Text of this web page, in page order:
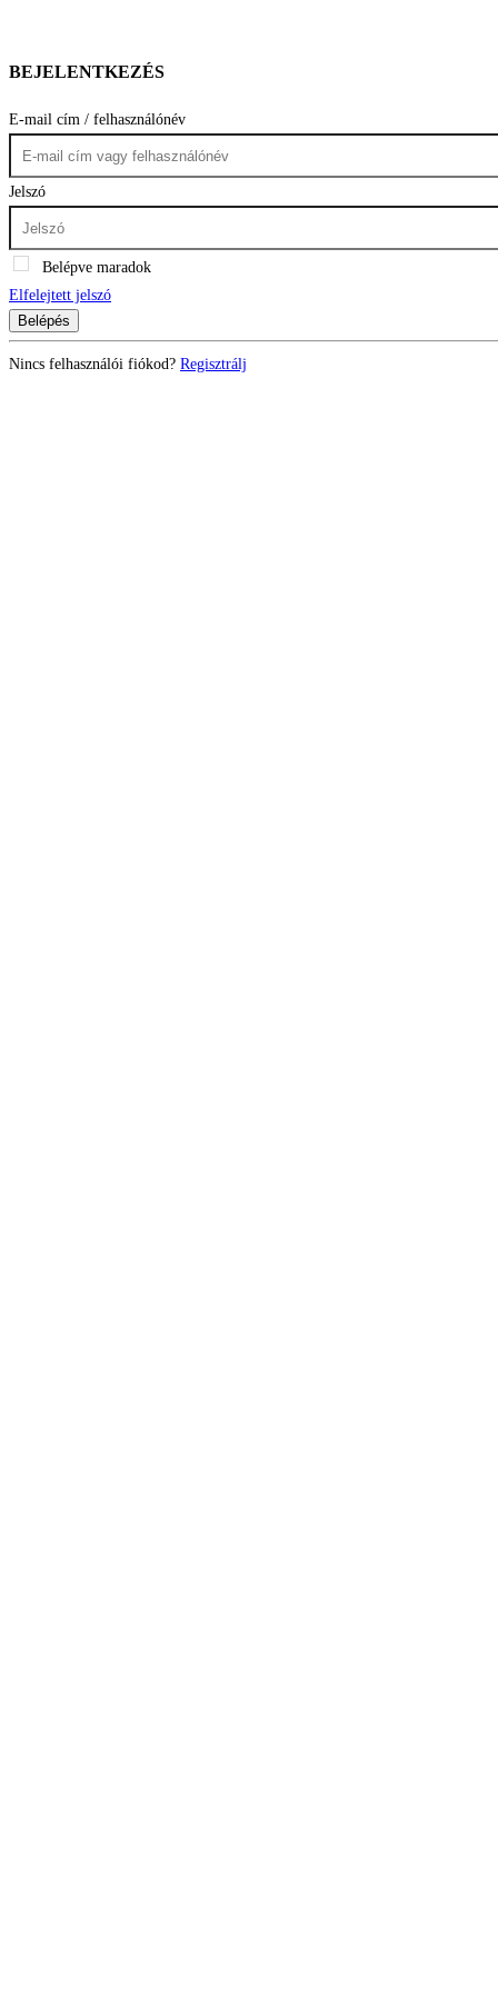
BEJELENTKEZÉS
E-mail cím / felhasználónév
Jelszó
Belépve maradok
Elfelejtett jelszó
Belépés
Nincs felhasználói fiókod? Regisztrálj